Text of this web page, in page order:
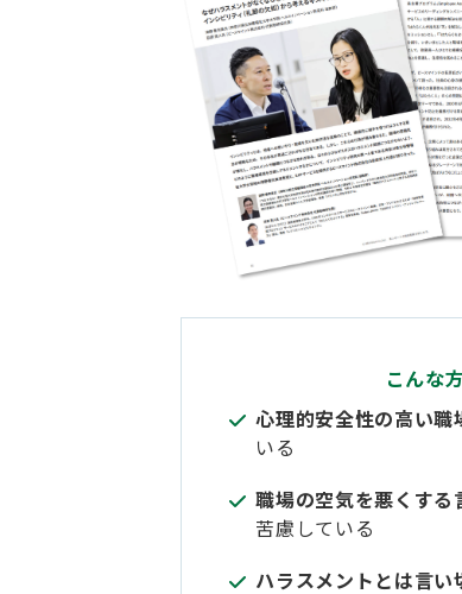
こんな
心理的安全性の高い職
いる
職場の空気を悪くする
苦慮している
ハラスメントとは言い